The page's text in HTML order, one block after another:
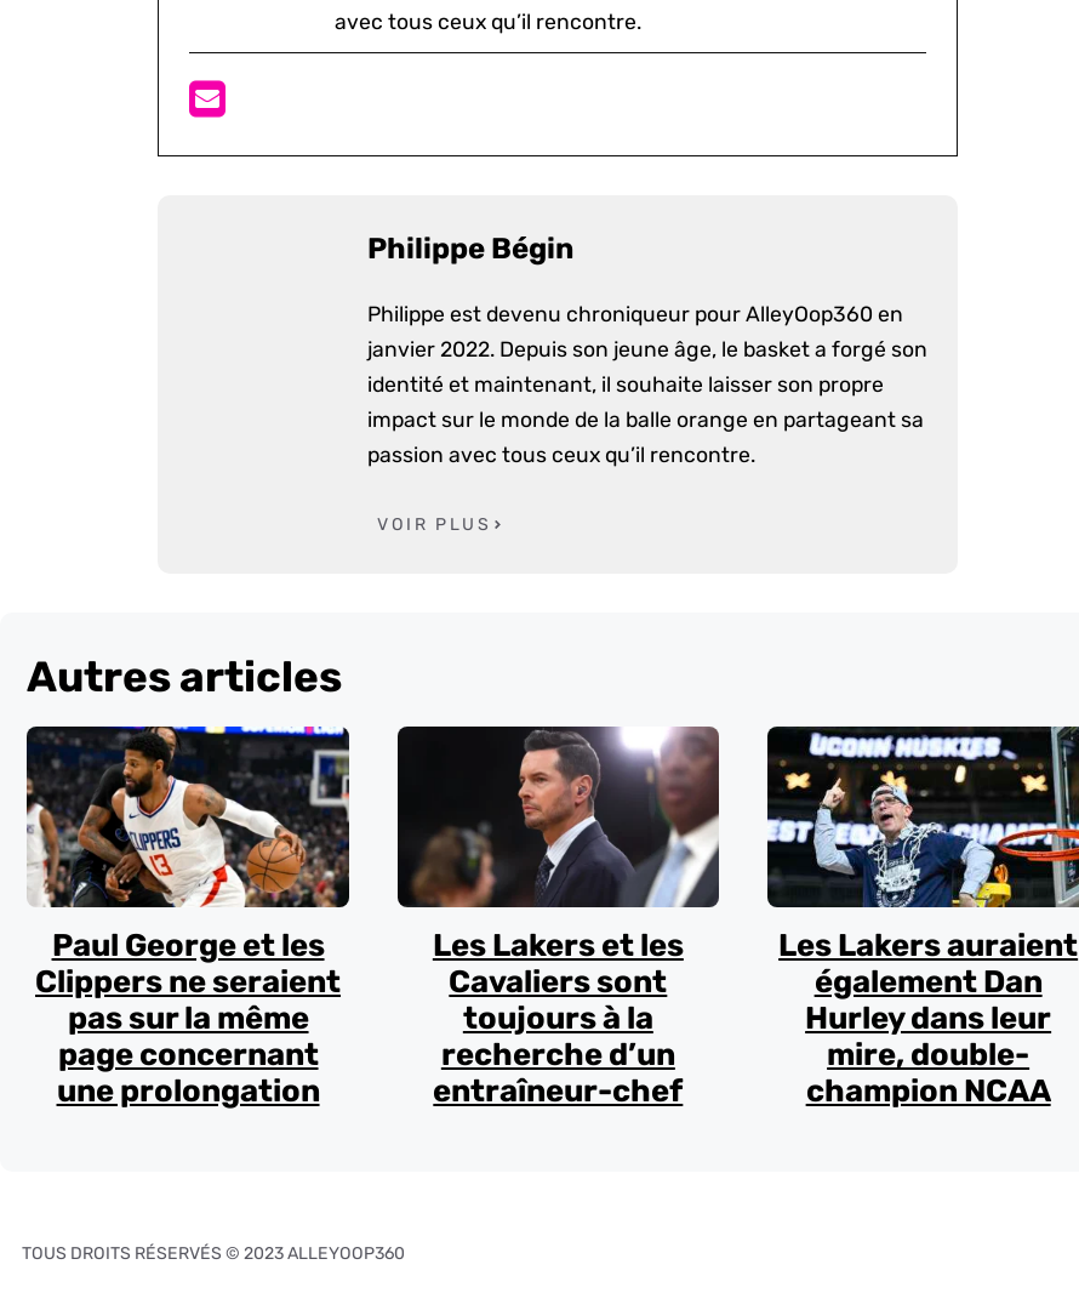
avec tous ceux qu’il rencontre.
Philippe Bégin
Philippe est devenu chroniqueur pour AlleyOop360 en
janvier 2022. Depuis son jeune âge, le basket a forgé son
identité et maintenant, il souhaite laisser son propre
impact sur le monde de la balle orange en partageant sa
passion avec tous ceux qu’il rencontre.
VOIR PLUS
Autres articles
Paul George et les
Clippers ne seraient
pas sur la même
page concernant
une prolongation
Les Lakers et les
Cavaliers sont
toujours à la
recherche d’un
entraîneur-chef
Les Lakers auraient
également Dan
Hurley dans leur
mire, double-
champion NCAA
TOUS DROITS RÉSERVÉS © 2023 ALLEYOOP360